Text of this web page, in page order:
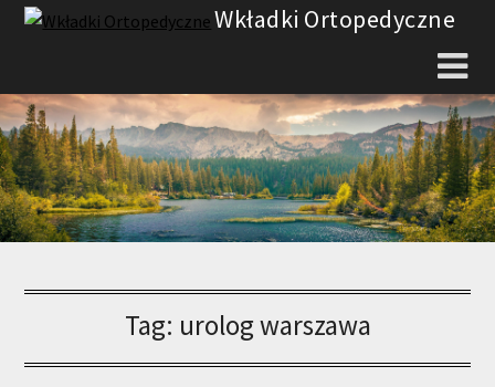
Skip
Wkładki Ortopedyczne
Tag: urolog warszawa